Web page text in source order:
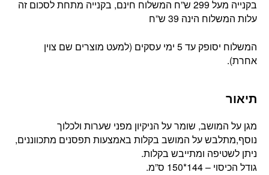
בקנייה מעל 299 ש”ח המשלוח חינם, בקנייה מתחת לסכום זה
עלות המשלוח הינה 39 ש”ח
המשלוח יסופק עד 5 ימי עסקים (למעט מוצרים שם צוין
אחרת).
תיאור
מגן על המושב, שומר על הניקיון מפני שערות ולכלוך
נוסף,מתלבש על המושב בקלות באמצעות תפסנים מתכווננים,
ניתן לשטיפה ומתייבש בקלות.
גודל הכיסוי – 144*150 ס”מ.